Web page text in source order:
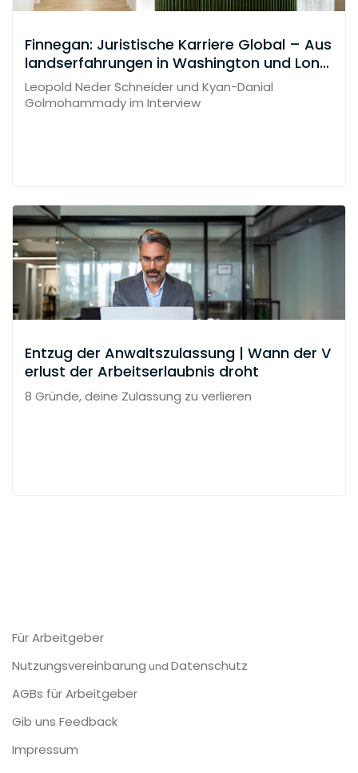
Finnegan: Juristische Karriere Global – Aus
landserfahrungen in Washington und Lond
on
Leopold Neder Schneider und Kyan-Danial
Golmohammady im Interview
Entzug der Anwaltszulassung | Wann der V
erlust der Arbeitserlaubnis droht
8 Gründe, deine Zulassung zu verlieren
Für Arbeitgeber
Nutzungsvereinbarung und Datenschutz
AGBs für Arbeitgeber
Gib uns Feedback
Impressum